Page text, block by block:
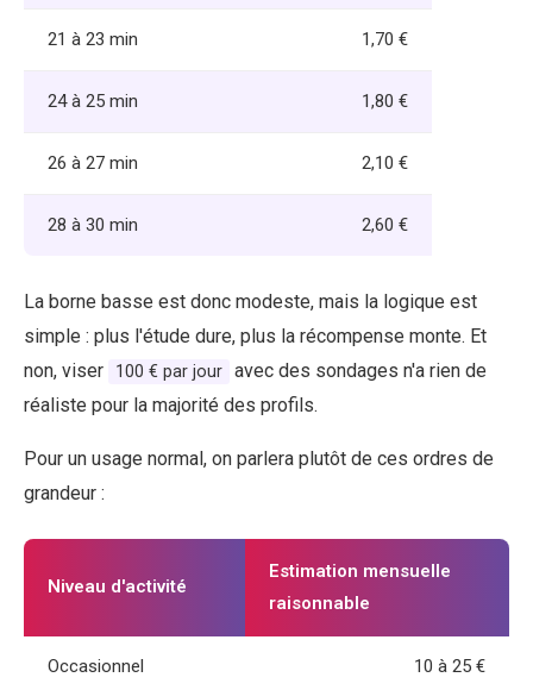
21 à 23 min 1,70 €
24 à 25 min 1,80 €
26 à 27 min 2,10 €
28 à 30 min 2,60 €
La borne basse est donc modeste, mais la logique est
simple : plus l'étude dure, plus la récompense monte. Et
non, viser
100 € par jour avec des sondages n'a rien de
réaliste pour la majorité des profils.
Pour un usage normal, on parlera plutôt de ces ordres de
grandeur :
Niveau d'activité
Estimation mensuelle
raisonnable
Occasionnel 10 à 25 €